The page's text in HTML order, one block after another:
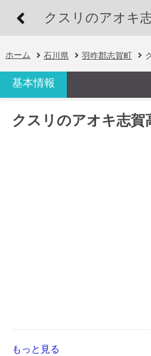
クスリのアオキ
ホーム 石川県 羽咋郡志賀町
基本情報
クスリのアオキ志賀
もっと見る